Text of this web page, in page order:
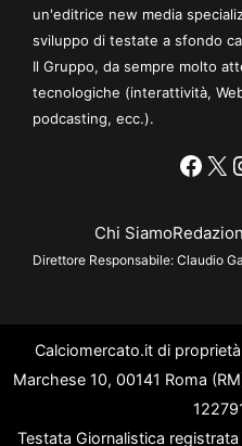
un'editrice new media
sviluppo di testate a sfondo
Il Gruppo, da sempre molto
tecnologiche (interattività,
podcasting, ecc.).
X
Chi Siamo
Direttore Responsabile: Claudio
Calciomercato.it di
Marchese 10, 00141 Roma
Testata Giornalistica